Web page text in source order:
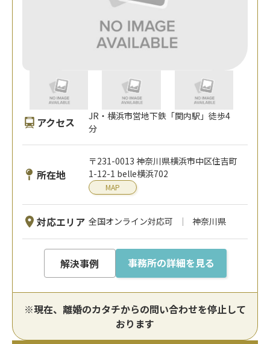
アクセス
JR・横浜市営地下鉄「関内駅」徒歩4
分
所在地
〒231-0013 神奈川県横浜市中区住吉町
1-12-1 belle横浜702
MAP
対応エリア 全国オンライン対応可 神奈川県
解決事例 事務所の詳細を見る
※現在、離婚のカタチからの問い合わせを停止して
おります